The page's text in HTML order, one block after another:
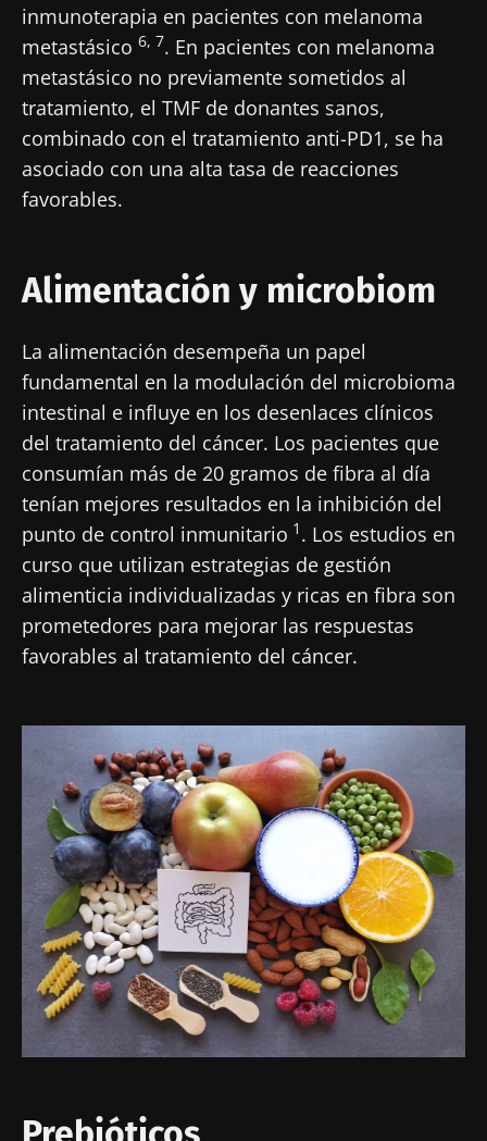
inmunoterapia en pacientes con melanoma
metastásico 6, 7. En pacientes con melanoma
metastásico no previamente sometidos al
tratamiento, el TMF de donantes sanos,
combinado con el tratamiento anti-PD1, se ha
asociado con una alta tasa de reacciones
favorables.
Alimentación y microbiom
La alimentación desempeña un papel
fundamental en la modulación del microbioma
intestinal e influye en los desenlaces clínicos
del tratamiento del cáncer. Los pacientes que
consumían más de 20 gramos de fibra al día
tenían mejores resultados en la inhibición del
punto de control inmunitario 1 . Los estudios en
curso que utilizan estrategias de gestión
alimenticia individualizadas y ricas en fibra son
prometedores para mejorar las respuestas
favorables al tratamiento del cáncer.
¡No se vaya tan rápido!
Únase a la comunidad de la microbiota para